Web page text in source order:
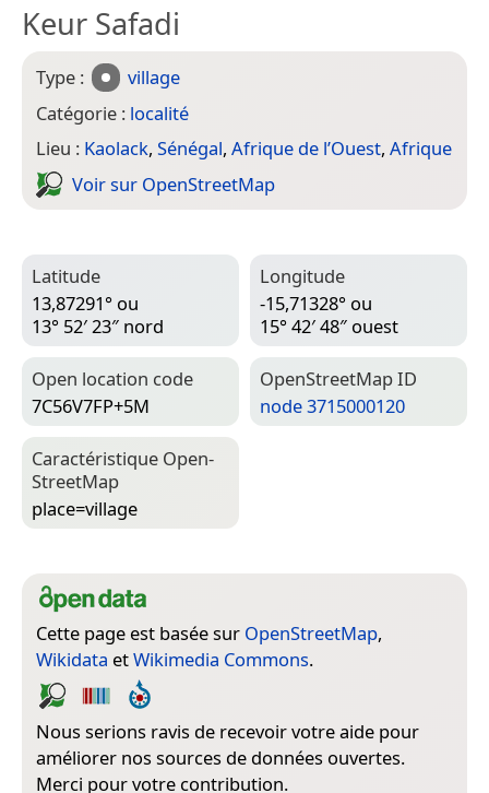
Keur Safadi
Type :
village
Catégorie : localité
Lieu : Kaolack, Sénégal, Afrique de l’Ouest, Afrique
Voir sur Open­Street­Map
Latitude
13,87291° ou
13° 52′ 23″ nord
Longitude
-15,71328° ou
15° 42′ 48″ ouest
Open location code
7C56V7FP+5M
Open­Street­Map ID
node 3715000120
Caractéristique Open­
Street­Map
place=­village
Cette page est basée sur OpenStreetMap,
Wikidata etWikimedia Commons.
Nous serions ravis de recevoir votre aide pour
améliorer nos sources de données ouvertes.
Merci pour votre contribution.